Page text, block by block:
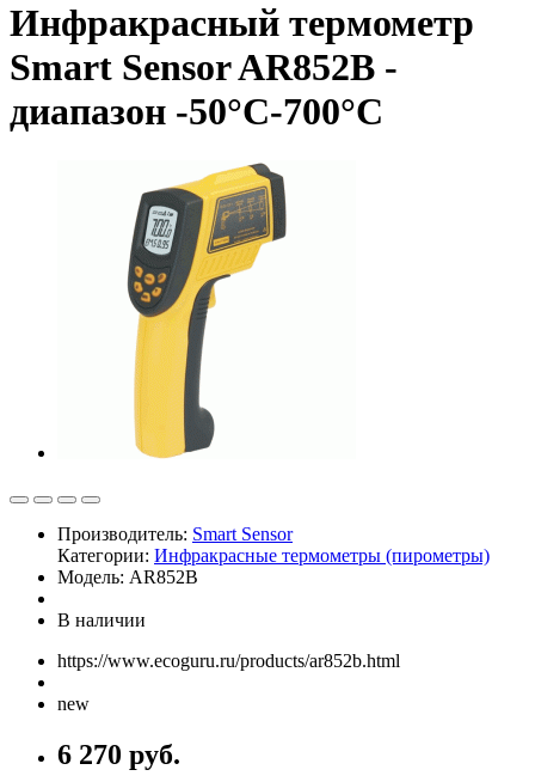
Инфракрасный термометр
Smart Sensor AR852B -
диапазон -50°C-700°C
Производитель: Smart Sensor
Категории: Инфракрасные термометры (пирометры)
Модель: AR852B
В наличии
https://www.ecoguru.ru/products/ar852b.html
new
6 270 руб.